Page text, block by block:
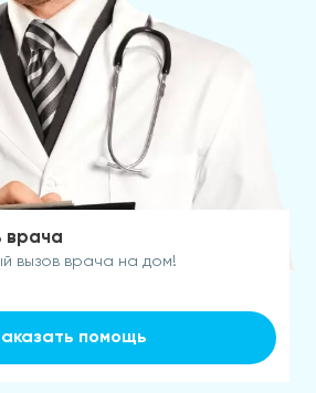
врача
вызов врача на дом!
помощь